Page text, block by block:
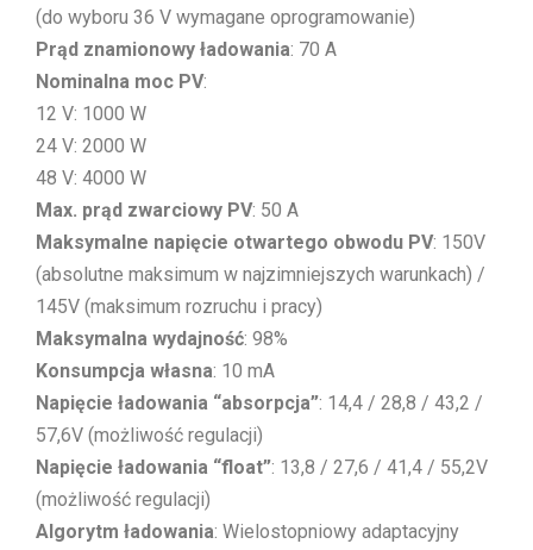
(do wyboru 36 V wymagane oprogramowanie)
Prąd znamionowy ładowania: 70 A
Nominalna moc PV:
12 V: 1000 W
24 V: 2000 W
48 V: 4000 W
Max. prąd zwarciowy PV: 50 A
Maksymalne napięcie otwartego obwodu PV: 150V
(absolutne maksimum w najzimniejszych warunkach) /
145V (maksimum rozruchu i pracy)
Maksymalna wydajność: 98%
Konsumpcja własna: 10 mA
Napięcie ładowania “absorpcja”: 14,4 / 28,8 / 43,2 /
57,6V (możliwość regulacji)
Napięcie ładowania “float”: 13,8 / 27,6 / 41,4 / 55,2V
(możliwość regulacji)
Algorytm ładowania: Wielostopniowy adaptacyjny